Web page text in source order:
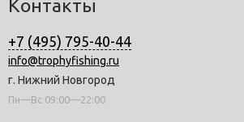
Контакты
+7 (495) 795-40-44
info@trophyfishing.ru
г. Нижний Новгород
Пн—Вс 09:00—22:00